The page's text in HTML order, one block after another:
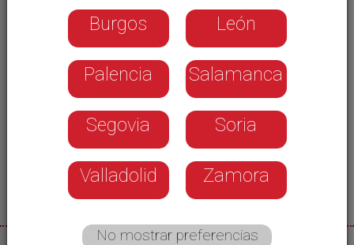
Burgos León
Palencia Salamanca
Segovia Soria
Valladolid Zamora
No mostrar preferencias